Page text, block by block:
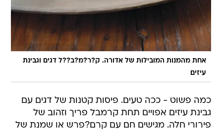
אחת מהמנות המובילות של אדורה. ק?ר?מ?ב??ל דגים וגבינת
עיזים
כמה פשוט - ככה טעים. פיסות קטנות של דגים עם
גבינת עיזים אפויים תחת קרמבל פריך וזהוב של
פירורי חלה. מגישים חם עם קרם?פרש או שמנת של